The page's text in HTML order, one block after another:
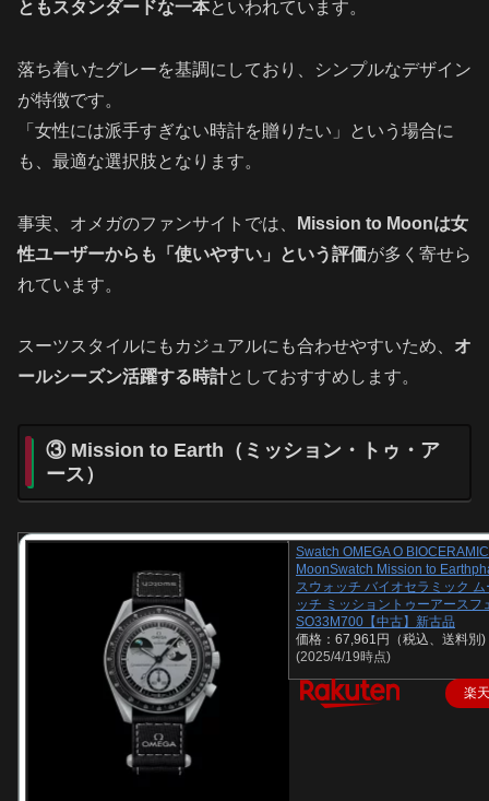
ともスタンダードな一本といわれています。
落ち着いたグレーを基調にしており、シンプルなデザイン
が特徴です。
「女性には派手すぎない時計を贈りたい」という場合に
も、最適な選択肢となります。
事実、オメガのファンサイトでは、
Mission to Moonは女
性ユーザーからも「使いやすい」という評価が多く寄せら
れています。
スーツスタイルにもカジュアルにも合わせやすいため、 オ
ールシーズン活躍する時計としておすすめします。
③ Mission to Earth（ミッション・トゥ・ア
ース）
Swatch OMEGA O BIOCERAMIC
MoonSwatch Mission to
スウォッチ バイオセラミック
ッチ ミッショントゥーアースフ
SO33M700【中古】新古品
価格：67,961円（税込、送料別)
(2025/4/19時点)
楽